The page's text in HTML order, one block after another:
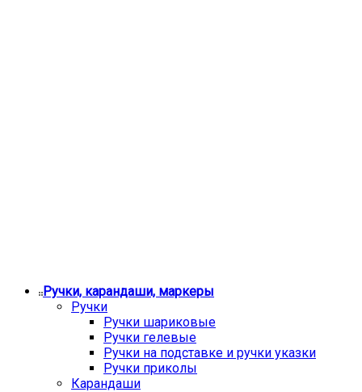
Ручки, карандаши, маркеры
Ручки
Ручки шариковые
Ручки гелевые
Ручки на подставке и ручки указки
Ручки приколы
Карандаши